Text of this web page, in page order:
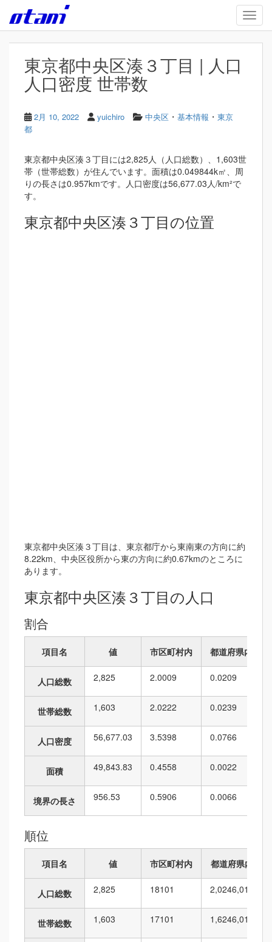
Skip to main content
東京都中央区湊３丁目 | 人口
人口密度 世帯数
2月 10, 2022 yuichiro 中央区 ・ 基本情報 ・ 東京
都
東京都中央区湊３丁目には2,825人（人口総数）、1,603世
帯（世帯総数）が住んでいます。面積は0.049844k㎡、周
りの長さは0.957kmです。人口密度は56,677.03人/km²で
す。
東京都中央区湊３丁目の位置
東京都中央区湊３丁目は、東京都庁から東南東の方向に約
8.22km、中央区役所から東の方向に約0.67kmのところに
あります。
東京都中央区湊３丁目の人口
割合
項目名 値 市区町村内 都道府県内
人口総数 2,825 2.0009 0.0209
世帯総数 1,603 2.0222 0.0239
人口密度 56,677.03 3.5398 0.0766
面積 49,843.83 0.4558 0.0022
境界の長さ 956.53 0.5906 0.0066
順位
項目名 値 市区町村内 都道府県内
人口総数 2,825 18101 2,0246,010
世帯総数 1,603 17101 1,6246,010